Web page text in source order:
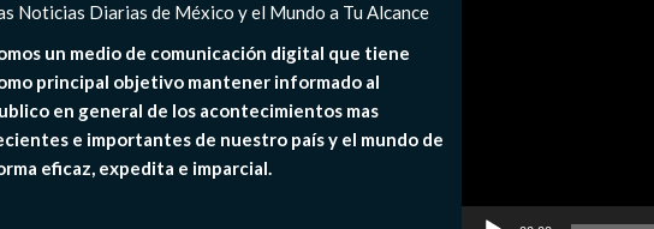
Noticias Diarias de México y el Mundo a Tu Alcance
un medio de comunicación digital que tiene
principal objetivo mantener informado al
en general de los acontecimientos mas
e importantes de nuestro país y el mundo de
eficaz, expedita e imparcial.